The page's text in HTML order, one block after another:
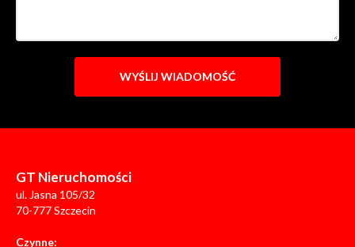
GT Nieruchomości
ul. Jasna 105/32
70-777 Szczecin
Czynne: